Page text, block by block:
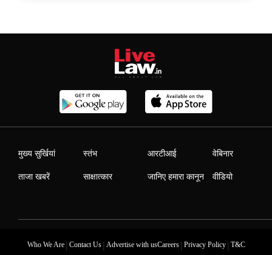
मुख्य सुर्खियां
ताजा खबरें
स्तंभ
साक्षात्कार
आरटीआई
जानिए हमारा कानून
वेबिनार
वीडियो
Who We Are| Contact Us| Advertise with usCareers| Privacy Policy| T&C